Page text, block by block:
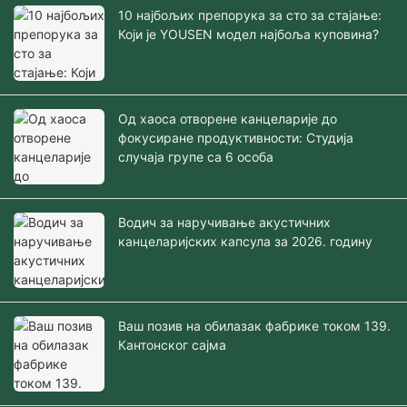
10 најбољих препорука за сто за стајање:
Који је YOUSEN модел најбоља куповина?
Од хаоса отворене канцеларије до
фокусиране продуктивности: Студија
случаја групе са 6 особа
Водич за наручивање акустичних
канцеларијских капсула за 2026. годину
Ваш позив на обилазак фабрике током 139.
Кантонског сајма